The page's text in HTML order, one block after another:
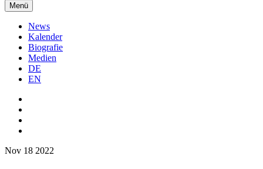
Menü
News
Kalender
Biografie
Medien
DE
EN
Nov 18 2022